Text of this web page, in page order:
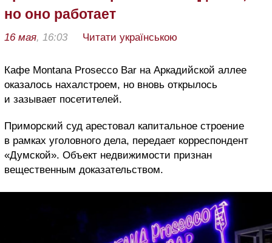
но оно работает
16 мая, 16:03 Читати українською
Кафе Montana Prosecco Bar на Аркадийской аллее
оказалось нахалстроем, но вновь открылось
и зазывает посетителей.
Приморский суд арестовал капитальное строение
в рамках уголовного дела, передает корреспондент
«Думской». Объект недвижимости признан
вещественным доказательством.